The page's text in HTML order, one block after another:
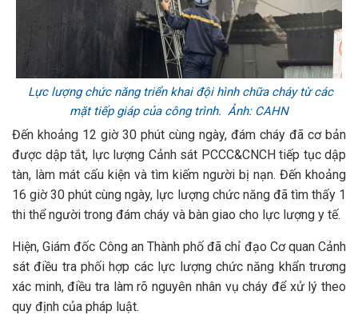
Lực lượng chức năng triển khai đội hình chữa cháy từ các
mặt tiếp giáp của công trình. Ảnh: CAHN
Đến khoảng 12 giờ 30 phút cùng ngày, đám cháy đã cơ bản
được dập tắt, lực lượng Cảnh sát PCCC&CNCH tiếp tục dập
tàn, làm mát cấu kiện và tìm kiếm người bị nạn. Đến khoảng
16 giờ 30 phút cùng ngày, lực lượng chức năng đã tìm thấy 1
thi thể người trong đám cháy và bàn giao cho lực lượng y tế.
Hiện, Giám đốc Công an Thành phố đã chỉ đạo Cơ quan Cảnh
sát điều tra phối hợp các lực lượng chức năng khẩn trương
xác minh, điều tra làm rõ nguyên nhân vụ cháy để xử lý theo
quy định của pháp luật.